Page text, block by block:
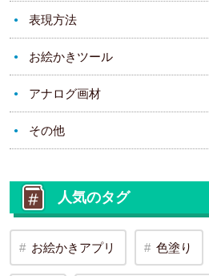
表現方法
お絵かきツール
アナログ画材
その他
人気のタグ
お絵かきアプリ 色塗り